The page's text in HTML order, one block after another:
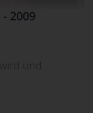
2009